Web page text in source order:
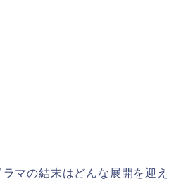
ラマの結末はどんな展開を迎え